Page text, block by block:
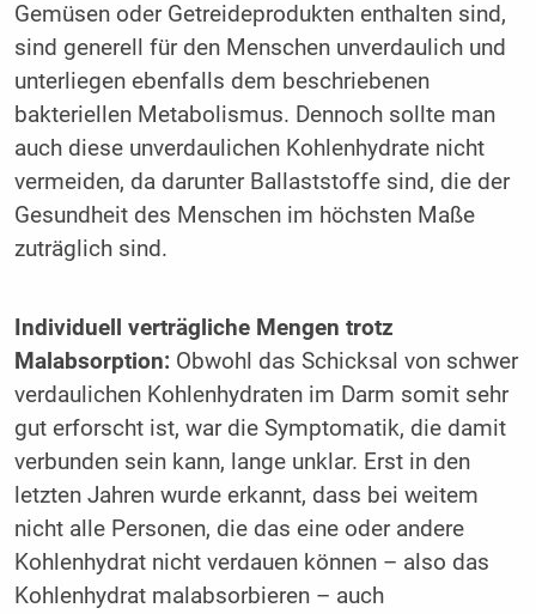
Gemüsen oder Getreideprodukten enthalten sind,
sind generell für den Menschen unverdaulich und
unterliegen ebenfalls dem beschriebenen
bakteriellen Metabolismus. Dennoch sollte man
auch diese unverdaulichen Kohlenhydrate nicht
vermeiden, da darunter Ballaststoffe sind, die der
Gesundheit des Menschen im höchsten Maße
zuträglich sind.
Individuell verträgliche Mengen trotz
Malabsorption:Obwohl das Schicksal von schwer
verdaulichen Kohlenhydraten im Darm somit sehr
gut erforscht ist, war die Symptomatik, die damit
verbunden sein kann, lange unklar. Erst in den
letzten Jahren wurde erkannt, dass bei weitem
nicht alle Personen, die das eine oder andere
Kohlenhydrat nicht verdauen können – also das
Kohlenhydrat malabsorbieren – auch